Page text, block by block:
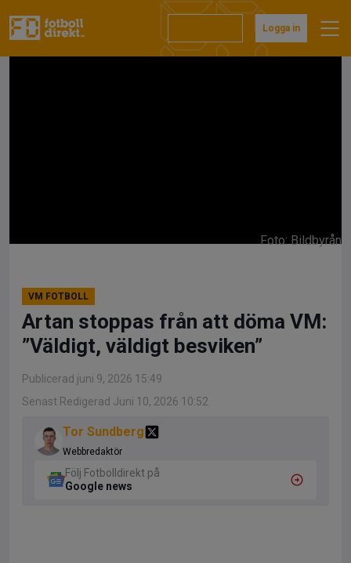
till
Logga in
Foto: Bildbyrån
VM FOTBOLL
Artan stoppas från att döma VM:
”Väldigt, väldigt besviken”
Publicerad juni 9, 2026 15:49
Senast Redigerad Juni 10, 2026 10:52
Tor Sundberg
Webbredaktör
Följ Fotbolldirekt på
Google news